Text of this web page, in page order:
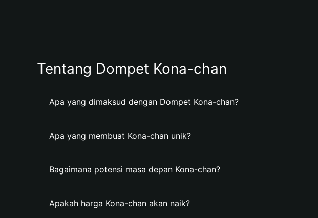
Tentang Dompet Kona-chan
Apa yang dimaksud dengan Dompet Kona-chan?
Apa yang membuat Kona-chan unik?
Bagaimana potensi masa depan Kona-chan?
Apakah harga Kona-chan akan naik?